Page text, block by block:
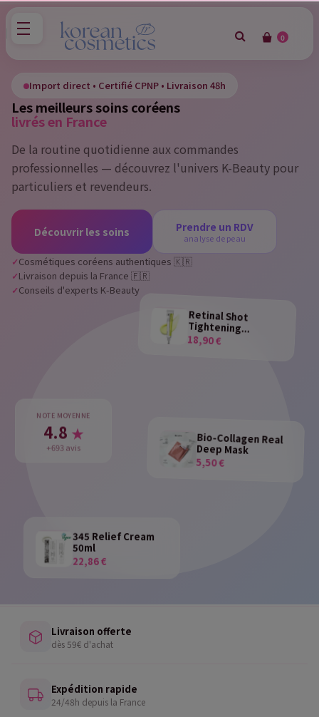
0
Import direct • Certifié CPNP • Livraison 48h
Les meilleurs soins coréens
livrés en France
De la routine quotidienne aux commandes
professionnelles — découvrez l'univers K-Beauty pour
particuliers et revendeurs.
Découvrir les soins Prendre un RDV
analyse de peau
Cosmétiques coréens authentiques 🇰🇷
Livraison depuis la France 🇫🇷
Conseils d'experts K-Beauty
Retinal Shot
Tightening...
18,90 €
345 Relief Cream
50ml
22,86 €
Bio-Collagen Real
Deep Mask
5,50 €
NOTE MOYENNE
4.8 ★
+693 avis
Livraison offerte
dès 59€ d'achat
Expédition rapide
24/48h depuis la France
Sign in
You need to be logged in to save products in your wish
list.
Cancel